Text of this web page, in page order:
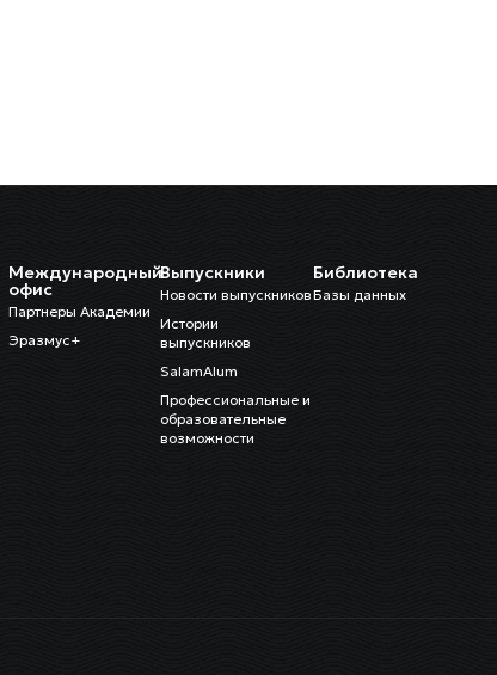
Международный
офис
Партнеры Академии
Эразмус+
Выпускники
Новости выпускников
Истории
выпускников
SalamAlum
Профессиональные и
образовательные
возможности
Библиотека
Базы данных